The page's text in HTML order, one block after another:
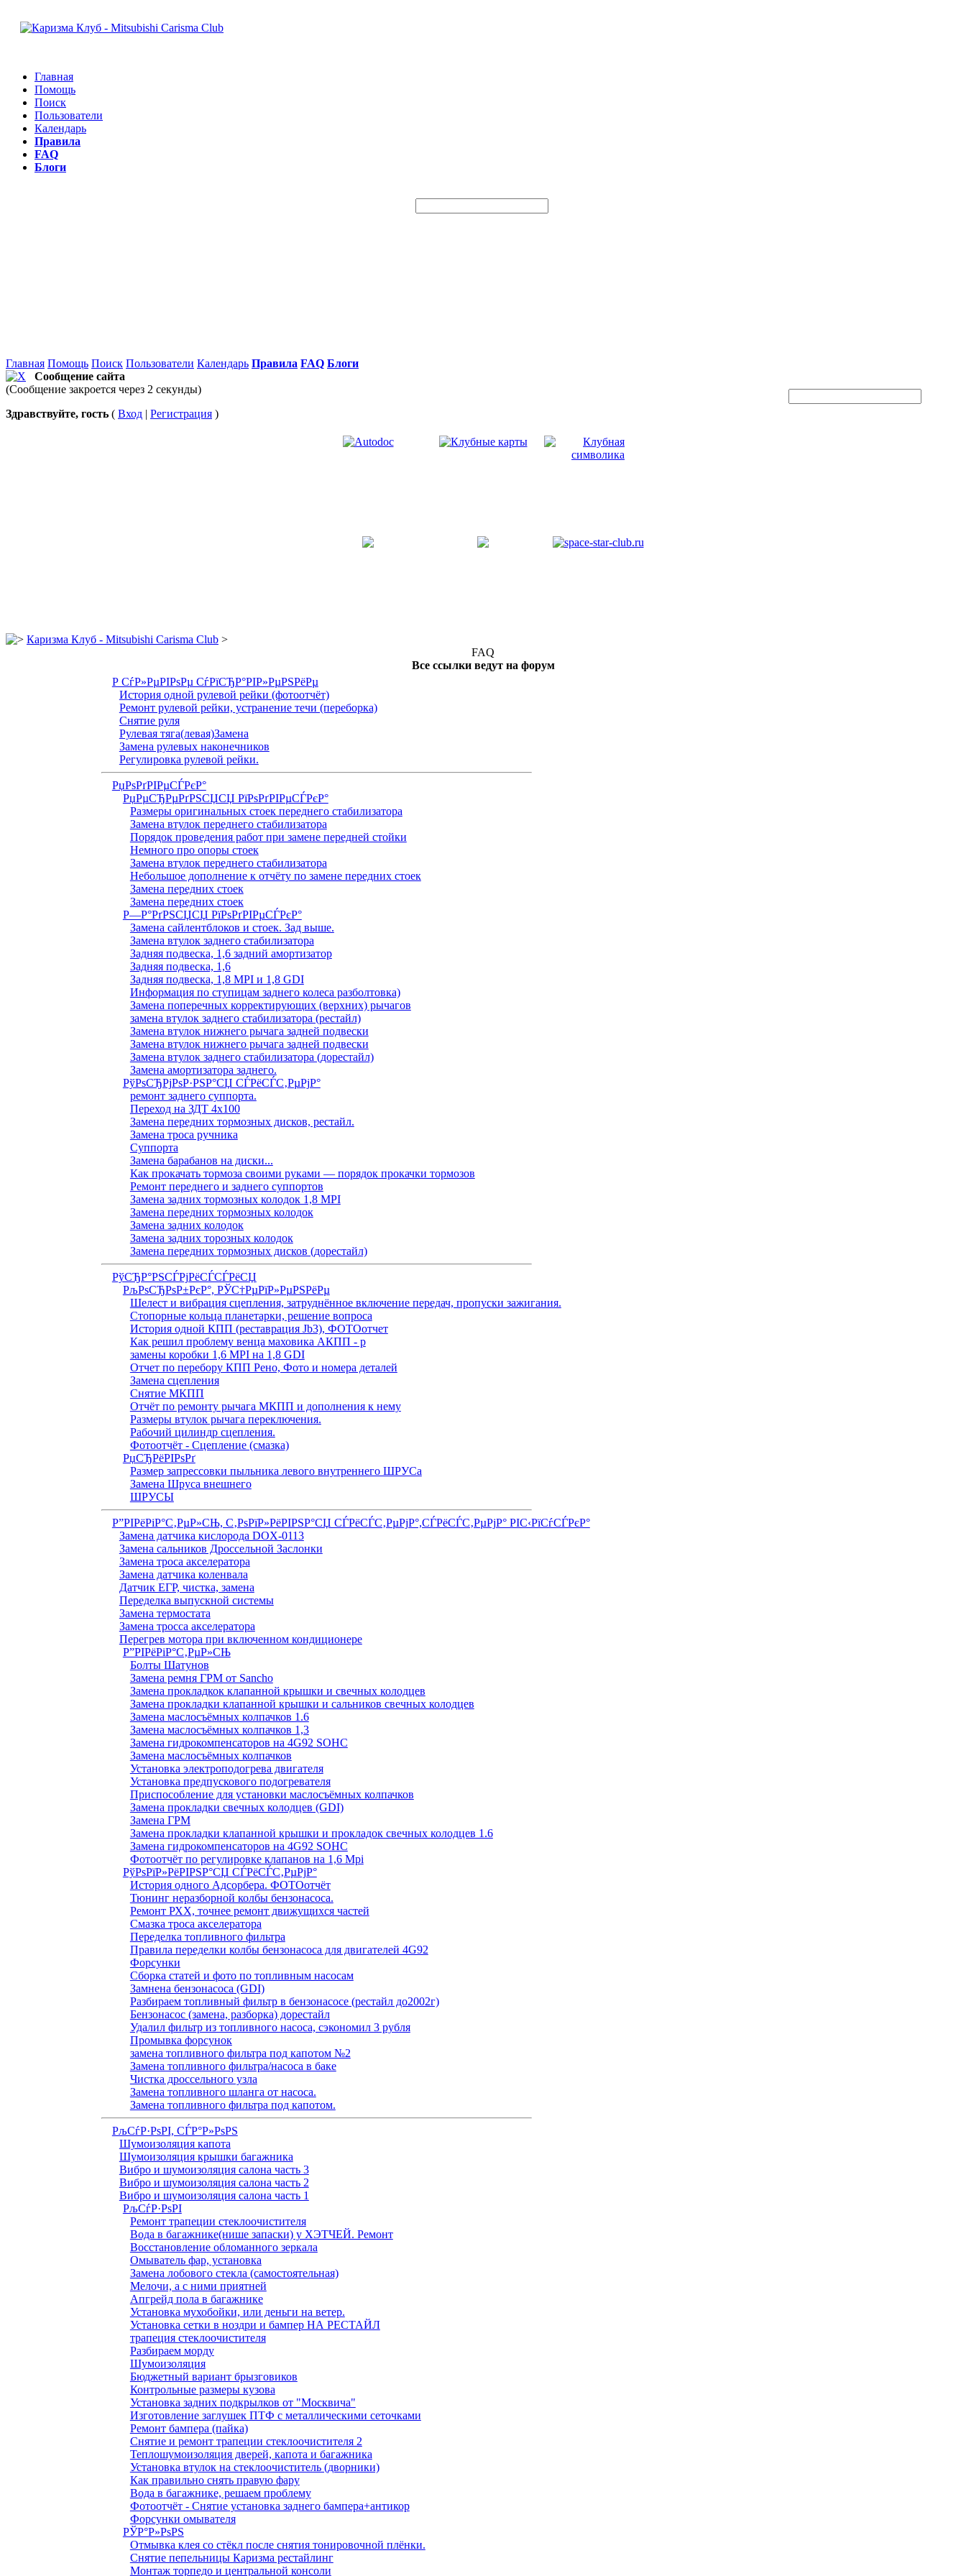
Главная
Помощь
Поиск
Пользователи
Календарь
Правила
FAQ
Блоги
Главная Помощь Поиск Пользователи Календарь Правила FAQ Блоги
Сообщение сайта
(Сообщение закроется через 2 секунды)
Здравствуйте, гость ( Вход | Регистрация )
Каризма Клуб - Mitsubishi Carisma Club >
FAQ
Все ссылки ведут на форум
Р СѓР»РµРІРѕРµ СѓРїСЂР°РІР»РµРЅРёРµ
История одной рулевой рейки (фотоотчёт)
Ремонт рулевой рейки, устранение течи (переборка)
Снятие руля
Рулевая тяга(левая)Замена
Замена рулевых наконечников
Регулировка рулевой рейки.
РџРѕРґРІРµСЃРєР°
РџРµСЂРµРґРЅСЏСЏ РїРѕРґРІРµСЃРєР°
Размеры оригинальных стоек переднего стабилизатора
Замена втулок переднего стабилизатора
Порядок проведения работ при замене передней стойки
Немного про опоры стоек
Замена втулок переднего стабилизатора
Небольшое дополнение к отчёту по замене передних стоек
Замена передних стоек
Замена передних стоек
Р—Р°РґРЅСЏСЏ РїРѕРґРІРµСЃРєР°
Замена сайлентблоков и стоек. Зад выше.
Замена втулок заднего стабилизатора
Задняя подвеска, 1,6 задний амортизатор
Задняя подвеска, 1,6
Задняя подвеска, 1,8 MPI и 1,8 GDI
Информация по ступицам заднего колеса разболтовка)
Замена поперечных корректирующих (верхних) рычагов
замена втулок заднего стабилизатора (рестайл)
Замена втулок нижнего рычага задней подвески
Замена втулок нижнего рычага задней подвески
Замена втулок заднего стабилизатора (дорестайл)
Замена амортизатора заднего.
РўРѕСЂРјРѕР·РЅР°СЏ СЃРёСЃС‚РµРјР°
ремонт заднего суппорта.
Переход на ЗДТ 4х100
Замена передних тормозных дисков, рестайл.
Замена троса ручника
Суппорта
Замена барабанов на диски...
Как прокачать тормоза своими руками — порядок прокачки тормозов
Ремонт переднего и заднего суппортов
Замена задних тормозных колодок 1,8 MPI
Замена передних тормозных колодок
Замена задних колодок
Замена задних торозных колодок
Замена передних тормозных дисков (дорестайл)
РўСЂР°РЅСЃРјРёСЃСЃРёСЏ
РљРѕСЂРѕР±РєР°, РЎС†РµРїР»РµРЅРёРµ
Шелест и вибрация сцепления, затруднённое включение передач, пропуски зажигания.
Стопорные кольца планетарки, решение вопроса
История одной КПП (реставрация Jb3), ФОТОотчет
Как решил проблему венца маховика АКПП - р
замены коробки 1,6 MPI на 1,8 GDI
Отчет по перебору КПП Рено, Фото и номера деталей
Замена сцепления
Снятие МКПП
Отчёт по ремонту рычага МКПП и дополнения к нему
Размеры втулок рычага переключения.
Рабочий цилиндр сцепления.
Фотоотчёт - Сцепление (смазка)
РџСЂРёРІРѕРґ
Размер запрессовки пыльника левого внутреннего ШРУСа
Замена Шруса внешнего
ШРУСЫ
Р”РІРёРіР°С‚РµР»СЊ, С‚РѕРїР»РёРІРЅР°СЏ СЃРёСЃС‚РµРјР°,СЃРёСЃС‚РµРјР° РІС‹РїСѓСЃРєР°
Замена датчика кислорода DOX-0113
Замена сальников Дроссельной Заслонки
Замена троса акселератора
Замена датчика коленвала
Датчик ЕГР, чистка, замена
Переделка выпускной системы
Замена термостата
Замена тросса акселератора
Перегрев мотора при включенном кондиционере
Р”РІРёРіР°С‚РµР»СЊ
Болты Шатунов
Замена ремня ГРМ от Sancho
Замена прокладкок клапанной крышки и свечных колодцев
Замена прокладки клапанной крышки и сальников свечных колодцев
Замена маслосъёмных колпачков 1.6
Замена маслосъёмных колпачков 1,3
Замена гидрокомпенсаторов на 4G92 SOHC
Замена маслосъёмных колпачков
Установка электроподогрева двигателя
Установка предпускового подогревателя
Приспособление для установки маслосъёмных колпачков
Замена прокладки свечных колодцев (GDI)
Замена ГРМ
Замена прокладки клапанной крышки и прокладок свечных колодцев 1.6
Замена гидрокомпенсаторов на 4G92 SOHC
Фотоотчёт по регулировке клапанов на 1,6 Mpi
РўРѕРїР»РёРІРЅР°СЏ СЃРёСЃС‚РµРјР°
История одного Адсорбера. ФОТОотчёт
Тюнинг неразборной колбы бензонасоса.
Ремонт РХХ, точнее ремонт движущихся частей
Смазка троса акселератора
Переделка топливного фильтра
Правила переделки колбы бензонасоса для двигателей 4G92
Форсунки
Сборка статей и фото по топливным насосам
Замнена бензонасоса (GDI)
Разбираем топливный фильтр в бензонасосе (рестайл до2002г)
Бензонасос (замена, разборка) дорестайл
Удалил фильтр из топливного насоса, сэкономил 3 рубля
Промывка форсунок
замена топливного фильтра под капотом №2
Замена топливного фильтра/насоса в баке
Чистка дроссельного узла
Замена топливного шланга от насоса.
Замена топливного фильтра под капотом.
РљСѓР·РѕРІ, СЃР°Р»РѕРЅ
Шумоизоляция капота
Шумоизоляция крышки багажника
Вибро и шумоизоляция салона часть 3
Вибро и шумоизоляция салона часть 2
Вибро и шумоизоляция салона часть 1
РљСѓР·РѕРІ
Ремонт трапеции стеклоочистителя
Вода в багажнике(нише запаски) у ХЭТЧЕЙ. Ремонт
Восстановление обломанного зеркала
Омыватель фар, установка
Замена лобового стекла (самостоятельная)
Мелочи, а с ними приятней
Апгрейд пола в багажнике
Установка мухобойки, или деньги на ветер.
Установка сетки в ноздри и бампер НА РЕСТАЙЛ
трапеция стеклоочистителя
Разбираем морду
Шумоизоляция
Бюджетный вариант брызговиков
Контрольные размеры кузова
Установка задних подкрылков от "Москвича"
Изготовление заглушек ПТФ с металлическими сеточками
Ремонт бампера (пайка)
Снятие и ремонт трапеции стеклоочистителя 2
Теплошумоизоляция дверей, капота и багажника
Установка втулок на стеклоочиститель (дворники)
Как правильно снять правую фару
Вода в багажнике, решаем проблему
Фотоотчёт - Снятие установка заднего бампера+антикор
Форсунки омывателя
РЎР°Р»РѕРЅ
Отмывка клея со стёкл после снятия тонировочной плёнки.
Снятие пепельницы Каризма рестайлинг
Монтаж торпедо и центральной консоли